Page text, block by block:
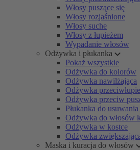
Włosy puszące się
Włosy rozjaśnione
Włosy suche
Włosy z łupieżem
Wypadanie włosów
Odżywka i płukanka
Pokaż wszystkie
Odżywka do kolorów
Odżywka nawilżająca
Odżywka
Odżywka przeciw
Płukanka do
Odżywka do włosów
Odżywka w kostce
Odżywka
Maska i kuracja do włosów